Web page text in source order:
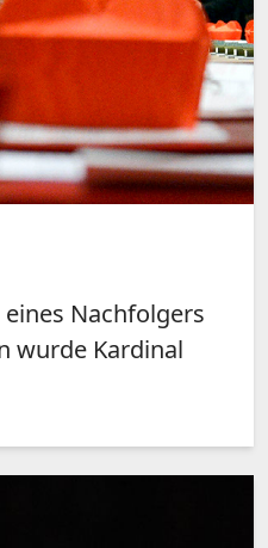
Nachfolgers
wurde Kardinal